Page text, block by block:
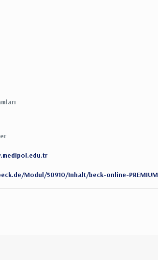
Modul/50910/Inhalt/beck-online-PREMIUM